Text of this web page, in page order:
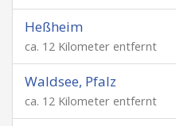
Heßheim
ca. 12 Kilometer entfernt
Waldsee, Pfalz
ca. 12 Kilometer entfernt